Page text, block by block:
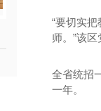
河南
“要切实
师。”该
全省统招
一年。